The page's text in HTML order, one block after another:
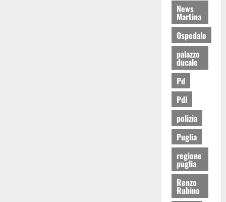
News
Martina
Ospedale
palazzo
ducale
Pd
Pdl
polizia
Puglia
regione
puglia
Renzo
Rubino